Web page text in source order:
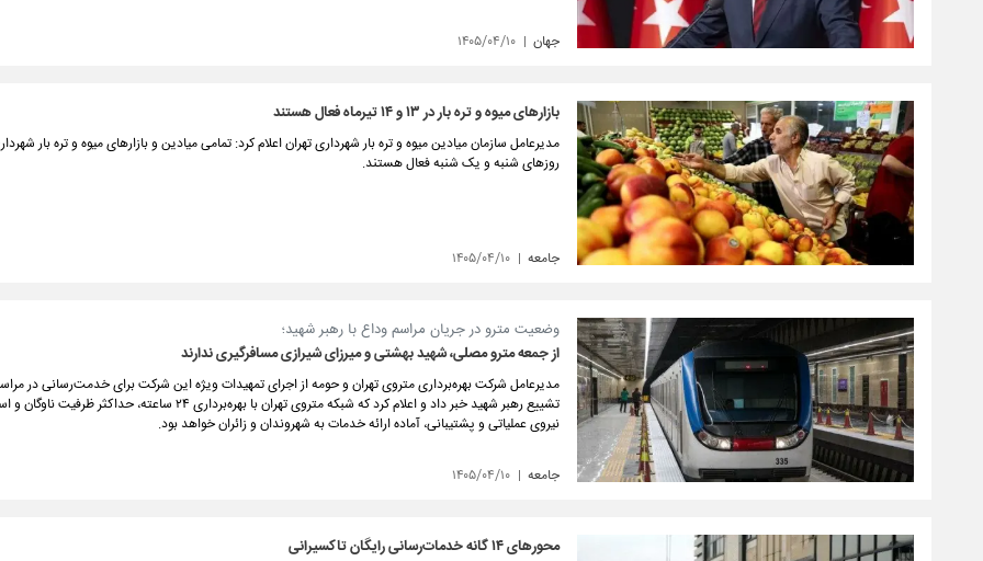
جهان ۱۴۰۵/۰۴/۱۰
بازارهای میوه و تره بار در ۱۳ و ۱۴ تیرماه فعال هستند
مدیرعامل سازمان میادین میوه و تره بار شهرداری تهران اعلام کرد: تمامی میادین و بازارهای میوه و تره بار
روزهای شنبه و یک شنبه فعال هستند.
جامعه ۱۴۰۵/۰۴/۱۰
وضعیت مترو در جریان مراسم وداع با رهبر شهید؛
از جمعه مترو مصلی، شهید بهشتی و میرزای شیرازی مسافرگیری ندارند
مدیرعامل شرکت بهره‌برداری متروی تهران و حومه از اجرای تمهیدات ویژه این شرکت برای خدمت‌رسانی در
نیروی عملیاتی و پشتیبانی، آماده ارائه خدمات به شهروندان و زائران خواهد بود.
جامعه ۱۴۰۵/۰۴/۱۰
محورهای ۱۴ گانه خدمات‌رسانی رایگان تاکسیرانی